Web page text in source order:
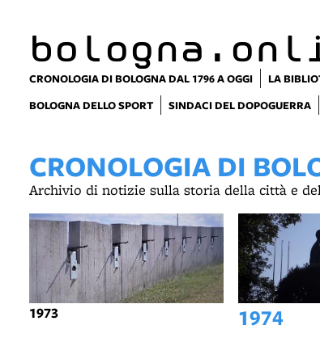
CRONOLOGIA DI BOLOGNA DAL 1796 A OGGI LA
BOLOGNA DELLO SPORT
SINDACI DEL DOPOGUERRA
CRONOLOGIA DI
Archivio di notizie sulla storia della città e
1973 1974